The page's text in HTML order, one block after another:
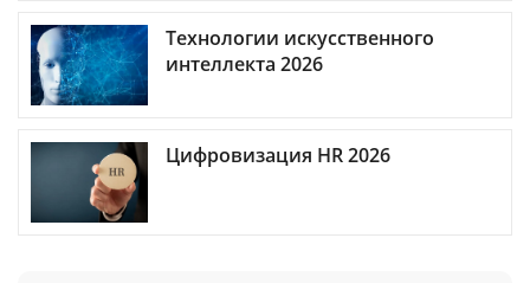
Технологии искусственного
интеллекта 2026
Цифровизация HR 2026